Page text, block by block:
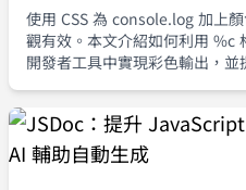
使用 CSS 為 console.log 加上
觀有效。本文介紹如何利用 %c
開發者工具中實現彩色輸出，